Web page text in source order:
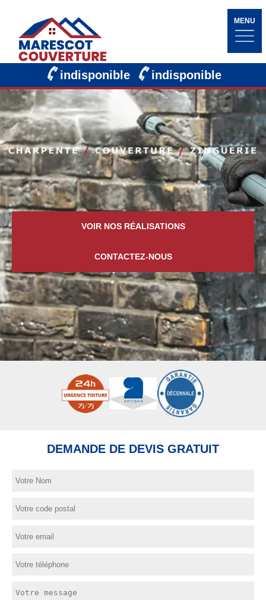
MENU
indisponible indisponible
VOIR NOS RÉALISATIONS
CONTACTEZ-NOUS
DEMANDE DE DEVIS GRATUIT